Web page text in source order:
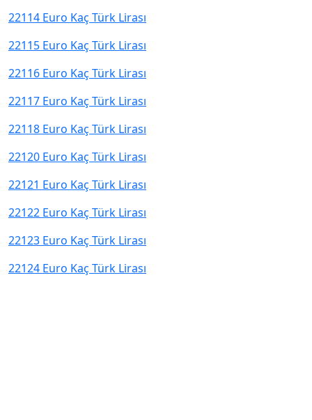
22114 Euro Kaç Türk Lirası
22115 Euro Kaç Türk Lirası
22116 Euro Kaç Türk Lirası
22117 Euro Kaç Türk Lirası
22118 Euro Kaç Türk Lirası
22120 Euro Kaç Türk Lirası
22121 Euro Kaç Türk Lirası
22122 Euro Kaç Türk Lirası
22123 Euro Kaç Türk Lirası
22124 Euro Kaç Türk Lirası